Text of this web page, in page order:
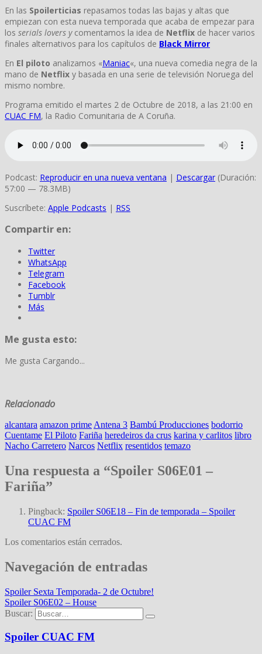
En las Spoilerticias repasamos todas las bajas y altas que
empiezan con esta nueva temporada que acaba de empezar para
los serials lovers y comentamos la idea de Netflix de hacer varios
finales alternativos para los capítulos de Black Mirror
En El piloto analizamos «Maniac«, una nueva comedia negra de la
mano de Netflix y basada en una serie de televisión Noruega del
mismo nombre.
Programa emitido el martes 2 de Octubre de 2018, a las 21:00 en
CUAC FM, la Radio Comunitaria de A Coruña.
Podcast: Reproducir en una nueva ventana | Descargar (Duración:
57:00 — 78.3MB)
Suscríbete: Apple Podcasts | RSS
Compartir en:
Twitter
WhatsApp
Telegram
Facebook
Tumblr
Más
Me gusta esto:
Me gusta Cargando...
Relacionado
alcantara amazon prime Antena 3 Bambú Producciones bodorrio
Cuentame El Piloto Fariña heredeiros da crus karina y carlitos libro
Nacho Carretero Narcos Netflix resentidos temazo
Una respuesta a “Spoiler S06E01 –
Fariña”
Pingback: Spoiler S06E18 – Fin de temporada – Spoiler
CUAC FM
Los comentarios están cerrados.
Navegación de entradas
Spoiler Sexta Temporada- 2 de Octubre!
Spoiler S06E02 – House
Buscar:
Spoiler CUAC FM